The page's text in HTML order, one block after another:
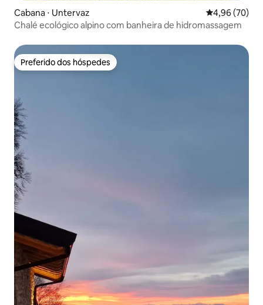
Cabana ⋅ Untervaz 4,96 de uma
4,96 (70)
Chalé ecológico alpino com banheira de hidromassagem
Preferido dos hóspedes
Preferido dos hóspedes